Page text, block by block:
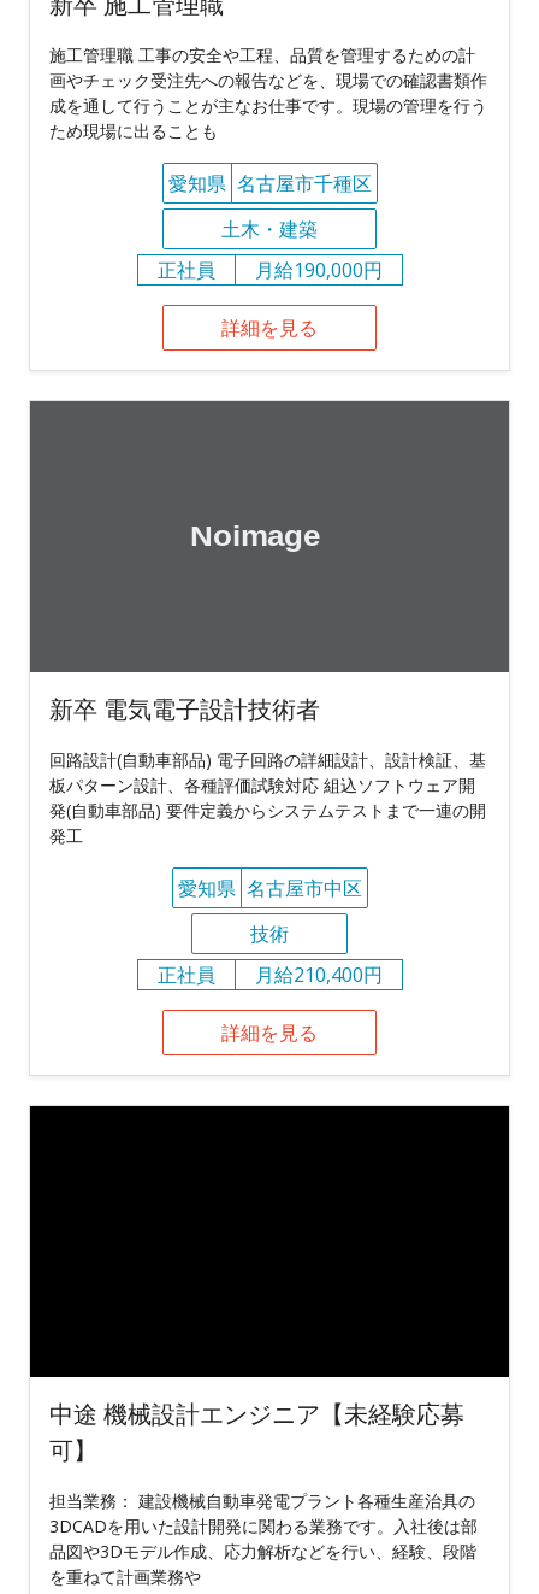
施工管理職 工事の安全や工程、品質を管理するための計
画やチェック受注先への報告などを、現場での確認書類作
成を通して行うことが主なお仕事です。現場の管理を行う
ため現場に出ることも
愛知県 名古屋市千種区
土木・建築
正社員
月給190,000円
詳細を見る
新卒 電気電子設計技術者
回路設計(自動車部品) 電子回路の詳細設計、設計検証、基
板パターン設計、各種評価試験対応 組込ソフトウェア開
発(自動車部品) 要件定義からシステムテストまで一連の開
発工
愛知県 名古屋市中区
技術
正社員
月給210,400円
詳細を見る
中途 機械設計エンジニア【未経験応募
可】
担当業務： 建設機械自動車発電プラント各種生産治具の
3DCADを用いた設計開発に関わる業務です。入社後は部
品図や3Dモデル作成、応力解析などを行い、経験、段階
を重ねて計画業務や